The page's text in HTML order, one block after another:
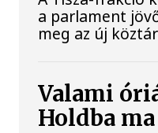
a parlament
meg az új
Valami
Holdba